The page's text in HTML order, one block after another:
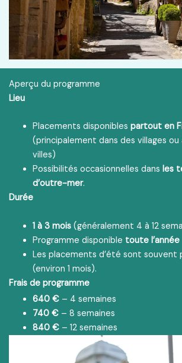
Aperçu du programme
Lieu
Placements disponibles partout en
(principalement dans des villages
villes)
Possibilités occasionnelles dans les
d’outre-mer.
Durée
1 à 3 mois (généralement 4 à 12
Programme disponible toute l’année
Les placements d’été sont souvent
(environ 1 mois).
Frais de programme
640 € – 4 semaines
740 € – 8 semaines
840 € – 12 semaines